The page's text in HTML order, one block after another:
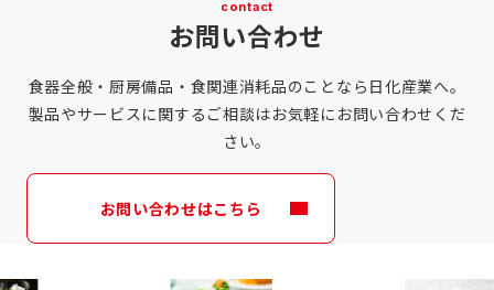
お問い合わせ
contact
食器全般・厨房備品・食関連消耗品のことなら日化産業へ。
製品やサービスに関するご相談はお気軽にお問い合わせくだ
さい。
お問い合わせはこちら